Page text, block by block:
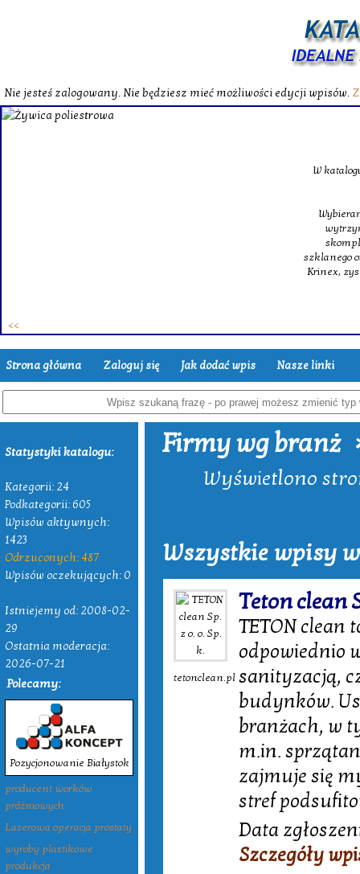
Nie jesteś zalogowany. Nie będziesz mieć możliwości edycji wpisów.
W
szklanego
Krinex,
Strona główna Zaloguj się Jak dodać wpis Nasze linki
Statystyki katalogu:
Kategorii: 24
Podkategorii: 605
Wpisów aktywnych:
1423
Odrzuconych: 487
Wpisów oczekujących: 0
Istniejemy od: 2008-02-
29
Ostatnia moderacja:
2026-07-21
Polecamy:
Pozycjonowanie Białystok
producent worków
próżniowych
Laserowa operacja prostaty
wyroby plastikowe
produkcja
Firmy wg branż
Wyświetlono
Wszystkie wpisy
tetonclean.pl
Teton clean
TETON clean
odpowiednio
sanityzacją,
budynków.
branżach, w
m.in.
zajmuje się
stref
Data
Szczegóły